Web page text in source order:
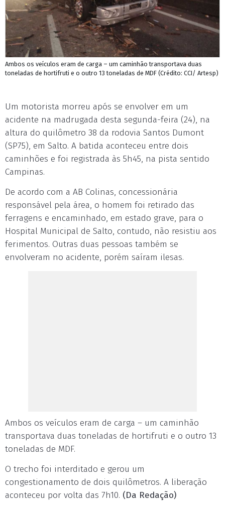
Ambos os veículos eram de carga – um caminhão transportava duas
toneladas de hortifruti e o outro 13 toneladas de MDF (Crédito: CCI/ Artesp)
Um motorista morreu após se envolver em um
acidente na madrugada desta segunda-feira (24), na
altura do quilômetro 38 da rodovia Santos Dumont
(SP75), em Salto. A batida aconteceu entre dois
caminhões e foi registrada às 5h45, na pista sentido
Campinas.
De acordo com a AB Colinas, concessionária
responsável pela área, o homem foi retirado das
ferragens e encaminhado, em estado grave, para o
Hospital Municipal de Salto, contudo, não resistiu aos
ferimentos. Outras duas pessoas também se
envolveram no acidente, porém saíram ilesas.
Ambos os veículos eram de carga – um caminhão
transportava duas toneladas de hortifruti e o outro 13
toneladas de MDF.
O trecho foi interditado e gerou um
congestionamento de dois quilômetros. A liberação
aconteceu por volta das 7h10. (Da Redação)